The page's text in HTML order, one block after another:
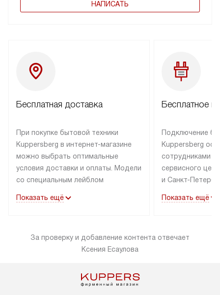
НАПИСАТЬ
Бесплатная доставка
При покупке бытовой техники
Kuppersberg в интернет-магазине
можно выбрать оптимальные
условия доставки и оплаты. Модели
со специальным лейблом
в пределах МКАД до подъезда,
«в наличии» может быть отправлен
покупателю в течение трех дней.
и другие регионы осуществляется
через транспортную компанию.
Показать ещё
Бесплатное
Подключение
Kuppersberg
сотрудниками
сервисного
и Санкт-
подключается к
за пределы
Показать ещё
За проверку и добавление контента отвечает
Ксения Есаулова